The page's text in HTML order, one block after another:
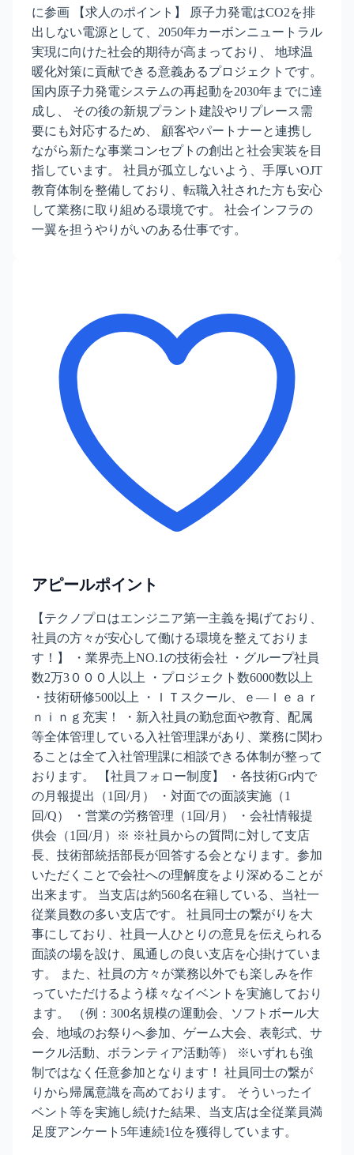
に参画 【求人のポイント】 原子力発電はCO2を排
出しない電源として、2050年カーボンニュートラル
実現に向けた社会的期待が高まっており、 地球温
暖化対策に貢献できる意義あるプロジェクトです。
国内原子力発電システムの再起動を2030年までに達
成し、 その後の新規プラント建設やリプレース需
要にも対応するため、 顧客やパートナーと連携し
ながら新たな事業コンセプトの創出と社会実装を目
指しています。 社員が孤立しないよう、手厚いOJT
教育体制を整備しており、転職入社された方も安心
して業務に取り組める環境です。 社会インフラの
一翼を担うやりがいのある仕事です。
アピールポイント
【テクノプロはエンジニア第一主義を掲げており、
社員の方々が安心して働ける環境を整えておりま
す！】 ・業界売上NO.1の技術会社 ・グループ社員
数2万3０００人以上 ・プロジェクト数6000数以上
・技術研修500以上 ・ＩＴスクール、ｅ―ｌｅａｒ
ｎｉｎｇ充実！ ・新入社員の勤怠面や教育、配属
等全体管理している入社管理課があり、業務に関わ
ることは全て入社管理課に相談できる体制が整って
おります。 【社員フォロー制度】 ・各技術Gr内で
の月報提出（1回/月） ・対面での面談実施（1
回/Q） ・営業の労務管理（1回/月） ・会社情報提
供会（1回/月）※ ※社員からの質問に対して支店
長、技術部統括部長が回答する会となります。参加
いただくことで会社への理解度をより深めることが
出来ます。 当支店は約560名在籍している、当社一
従業員数の多い支店です。 社員同士の繋がりを大
事にしており、社員一人ひとりの意見を伝えられる
面談の場を設け、風通しの良い支店を心掛けていま
す。 また、社員の方々が業務以外でも楽しみを作
っていただけるよう様々なイベントを実施しており
ます。 （例：300名規模の運動会、ソフトボール大
会、地域のお祭りへ参加、ゲーム大会、表彰式、サ
ークル活動、ボランティア活動等） ※いずれも強
制ではなく任意参加となります！ 社員同士の繋が
りから帰属意識を高めております。 そういったイ
ベント等を実施し続けた結果、当支店は全従業員満
足度アンケート5年連続1位を獲得しています。